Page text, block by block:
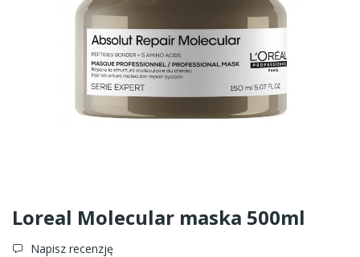
Loreal Molecular maska 500ml
Napisz recenzję